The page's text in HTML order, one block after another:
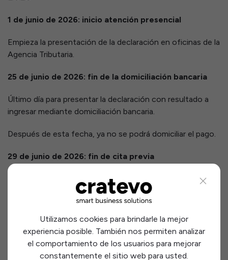
1 de junio de 2026: inicio atención presencial
Empieza la presentación de la declaración en oficinas de la
Agencia Tributaria.
25 de junio de 2026: fin de la domiciliación bancaria
Último día para presentar la declaración con resultado a
ingresar mediante domiciliación bancaria.
Después de esta fecha, ya no se podrá domiciliar el pago.
29 de junio de 2026: fin de cita previa
Último día para solicitar cita previa para atención
El 30 de junio de 2026 finaliza la campaña de la renta
2025.
Utilizamos cookies para brindarle la mejor
experiencia posible. También nos permiten analizar
el comportamiento de los usuarios para mejorar
constantemente el sitio web para usted.